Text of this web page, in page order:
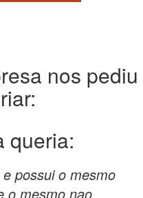
nos pediu
queria:
possui o mesmo
o mesmo nao